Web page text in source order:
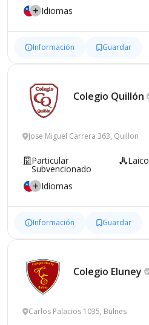
Idiomas
Información Guardar
Colegio Quillón
Jose Miguel Carrera 363, Quillon
Particular
Subvencionado
Laico
Idiomas
Información Guardar
Colegio Eluney
Carlos Palacios 1035, Bulnes